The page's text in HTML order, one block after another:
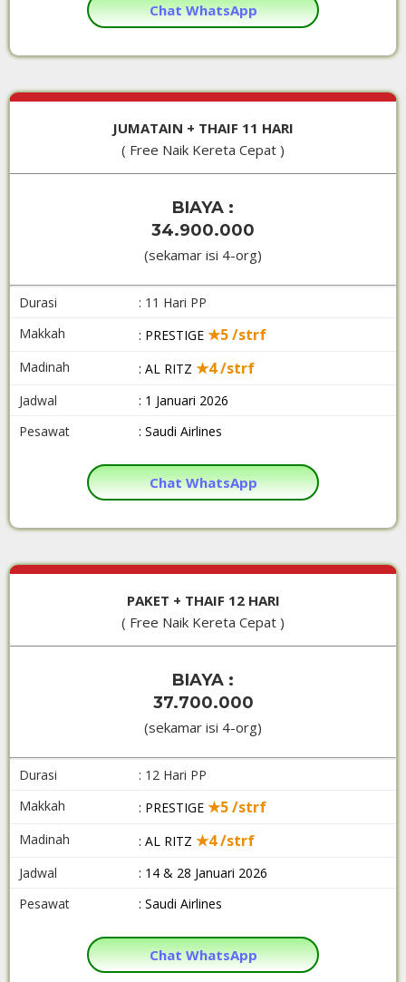
Chat WhatsApp
JUMATAIN + THAIF 11 HARI
( Free Naik Kereta Cepat )
BIAYA :
34.900.000
(sekamar isi 4-org)
Durasi
: 11 Hari PP
Makkah
: PRESTIGE ★5 /strf
Madinah : AL RITZ ★4 /strf
Jadwal
: 1 Januari 2026
Pesawat
: Saudi Airlines
Chat WhatsApp
PAKET + THAIF 12 HARI
( Free Naik Kereta Cepat )
BIAYA :
37.700.000
(sekamar isi 4-org)
Durasi
: 12 Hari PP
Makkah
: PRESTIGE ★5 /strf
Madinah : AL RITZ ★4 /strf
Jadwal
: 14 & 28 Januari 2026
Pesawat
: Saudi Airlines
Chat WhatsApp